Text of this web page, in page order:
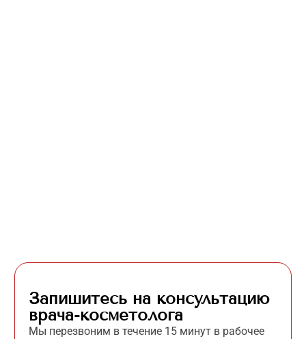
Запишитесь на консультацию
врача-косметолога
Мы перезвоним в течение 15 минут в рабочее